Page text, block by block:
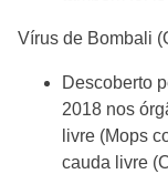
Vírus de Bombali
Descoberto
2018 nos
livre (Mops
cauda livre